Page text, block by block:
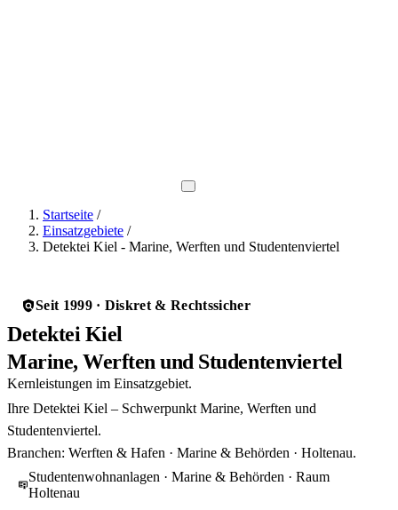
Startseite /
Einsatzgebiete /
Detektei Kiel - Marine, Werften und Studentenviertel
Seit 1999 · Diskret & Rechtssicher
Detektei Kiel
Marine, Werften und Studentenviertel
Kernleistungen im Einsatzgebiet.
Ihre Detektei Kiel – Schwerpunkt Marine, Werften und
Studentenviertel.
Branchen: Werften & Hafen · Marine & Behörden · Holtenau.
Studentenwohnanlagen · Marine & Behörden · Raum
Holtenau